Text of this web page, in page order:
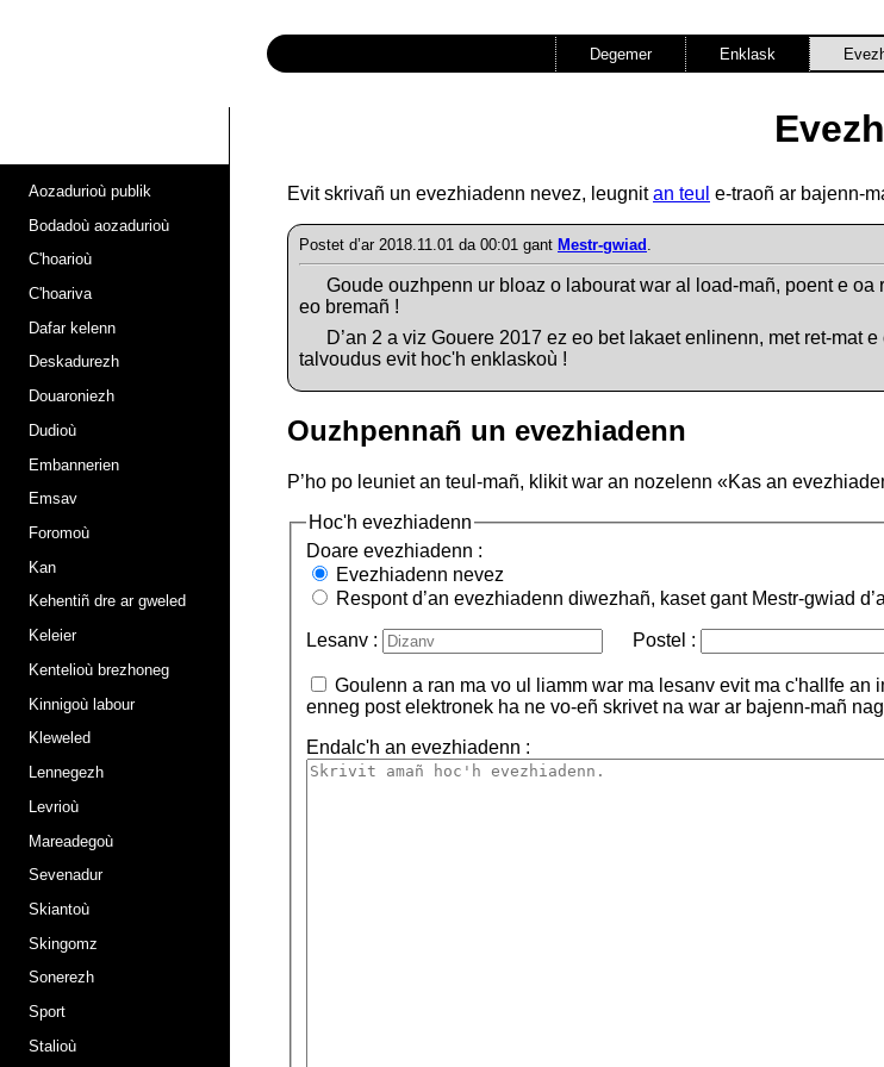
Degemer Enklask
Aozadurioù publik
Bodadoù aozadurioù
C'hoarioù
C'hoariva
Dafar kelenn
Deskadurezh
Douaroniezh
Dudioù
Embannerien
Emsav
Foromoù
Kan
Kehentiñ dre ar gweled
Keleier
Kentelioù brezhoneg
Kinnigoù labour
Kleweled
Lennegezh
Levrioù
Mareadegoù
Sevenadur
Skiantoù
Skingomz
Sonerezh
Sport
Stalioù
Evit skrivañ un evezhiadenn nevez, leugnitan teul e-traoñ ar bajenn-
Postet d’ar 2018.11.01 da 00:01 gant Mestr-gwiad
Goude ouzhpenn ur bloaz o labourat war al load-mañ, poent e
eo bremañ !
D’an 2 a viz Gouere 2017 ez eo bet lakaet enlinenn, met ret-mat
talvoudus evit hoc'h enklaskoù !
Ouzhpennañ un evezhiadenn
P’ho po leuniet an teul-mañ, klikit war an nozelenn «Kas an
Hoc'h evezhiadenn
Doare evezhiadenn :
Evezhiadenn nevez
Respont d’an evezhiadenn diwezhañ, kaset gant Mestr-gwiad
Lesanv : Postel :
Goulenn a ran ma vo ul liamm war ma lesanv evit ma c'hallfe
enneg post elektronek ha ne vo-eñ skrivet na war ar bajenn-mañ
Endalc'h an evezhiadenn :